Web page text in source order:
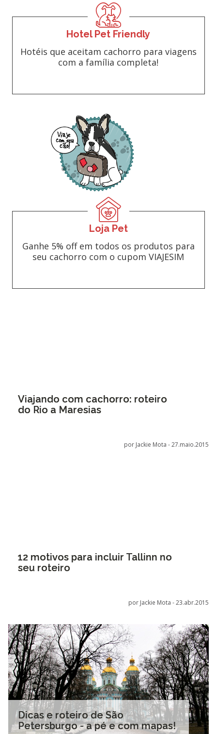
Hotel Pet Friendly
Hotéis que aceitam cachorro para viagens
com a família completa!
Loja Pet
Ganhe 5% off em todos os produtos para
seu cachorro com o cupom VIAJESIM
Viajando com cachorro: roteiro
do Rio a Maresias
por Jackie Mota -27.maio.2015
12 motivos para incluir Tallinn no
seu roteiro
por Jackie Mota -23.abr.2015
Dicas e roteiro de São
Petersburgo - a pé e com mapas!